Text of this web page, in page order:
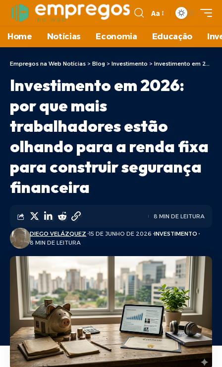
Aa
Home Notícias Economia Educação
Empregos na Web Notícias > Blog > Investimento > Investimento em 2026: por que mais trabalhadores estão olhando para a renda fixa para construir segurança financeira
Investimento em 2026:
por que mais
trabalhadores estão
olhando para a renda fixa
para construir segurança
financeira
DIEGO VELÁZQUEZ 15 DE JUNHO DE 2026 INVESTIMENTO
8 MIN DE LEITURA
8 MIN DE LEITURA